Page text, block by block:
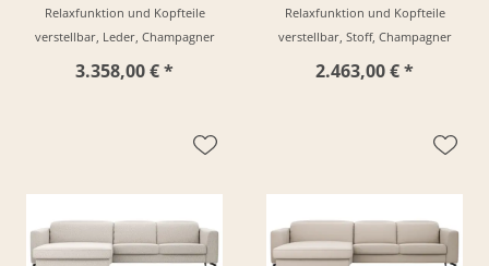
Relaxfunktion und Kopfteile
verstellbar, Leder, Champagner
3.358,00 € *
Relaxfunktion und Kopfteile
verstellbar, Stoff, Champagner
2.463,00 € *